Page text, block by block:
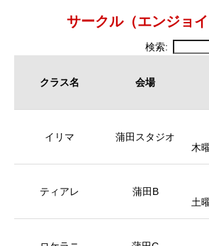
サークル（エンジョイ
検索:
クラス名 会場
イリマ 蒲田スタジオ
木
ティアレ 蒲田B
土